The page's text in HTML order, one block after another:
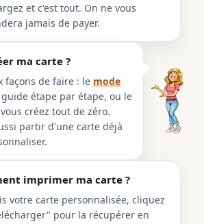
et c'est tout. On ne vous
jamais de payer.
ma carte ?
façons de faire : le mode
étape par étape, ou le
créez tout de zéro.
partir d'une carte déjà
imprimer ma carte ?
votre carte personnalisée, cliquez
pour la récupérer en